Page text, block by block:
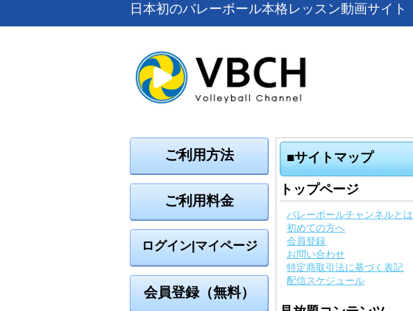
日本初のバレーボール本格レッスン動画サイト
ご利用方法
ご利用料金
ログイン|マイページ
会員登録（無料）
■サイトマップ
トップページ
バレーボールチャンネルとは
初めての方へ
会員登録
お問い合わせ
特定商取引法に基づく表記
配信スケジュール